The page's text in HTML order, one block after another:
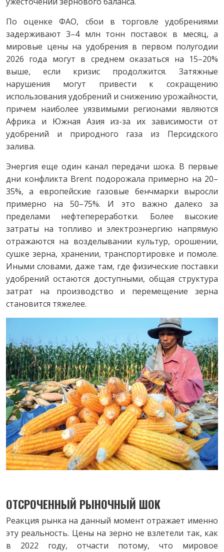
По оценке ФАО, сбои в торговле удобрениями
задерживают 3–4 млн тонн поставок в месяц, а
мировые цены на удобрения в первом полугодии
2026 года могут в среднем оказаться на 15–20%
выше, если кризис продолжится. Затяжные
нарушения могут привести к сокращению
использования удобрений и снижению урожайности,
причем наиболее уязвимыми регионами являются
Африка и Южная Азия из-за их зависимости от
удобрений и природного газа из Персидского
залива.
Энергия еще один канал передачи шока. В первые
дни конфликта Brent подорожала примерно на 20–
35%, а европейские газовые бенчмарки выросли
примерно на 50–75%. И это важно далеко за
пределами нефтепереработки. Более высокие
затраты на топливо и электроэнергию напрямую
отражаются на возделывании культур, орошении,
сушке зерна, хранении, транспортировке и помоле.
Иными словами, даже там, где физические поставки
удобрений остаются доступными, общая структура
затрат на производство и перемещение зерна
становится тяжелее.
ОТСРОЧЕННЫЙ РЫНОЧНЫЙ ШОК
Реакция рынка на данный момент отражает именно
эту реальность. Цены на зерно не взлетели так, как
в 2022 году, отчасти потому, что мировое